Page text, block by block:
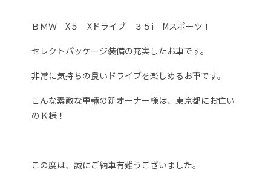
ＢＭＷ X５ Xドライブ ３５i Mスポーツ！
セレクトパッケージ装備の充実したお車です。
非常に気持ちの良いドライブを楽しめるお車です。
こんな素敵な車輛の新オーナー様は、東京都にお住い
のＫ様！
この度は、誠にご納車有難うございました。